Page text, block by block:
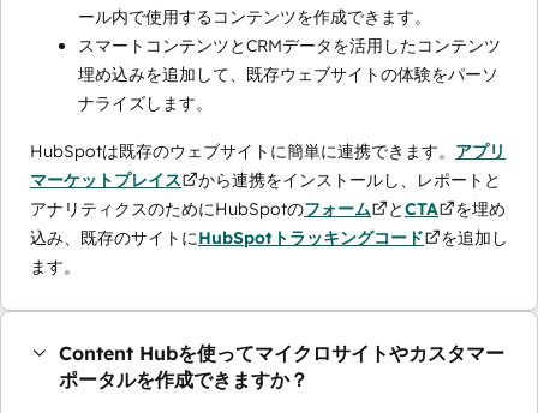
ール内で使用するコンテンツを作成できます。
スマートコンテンツとCRMデータを活用したコンテンツ
埋め込みを追加して、既存ウェブサイトの体験をパーソ
ナライズします。
HubSpotは既存のウェブサイトに簡単に連携できます。 アプリ
マーケットプレイス
から連携をインストールし、レポートと
アナリティクスのためにHubSpotのフォーム とCTA
を埋め
込み、既存のサイトにHubSpotトラッキングコード
を追加し
ます。
Content Hubを使ってマイクロサイトやカスタマー
ポータルを作成できますか？